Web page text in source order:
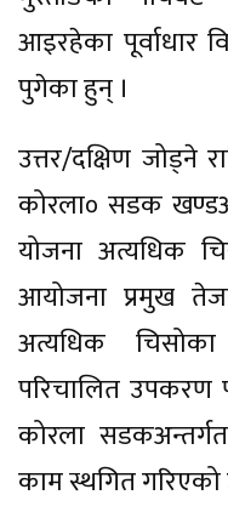
आइरहेका पूर्वाधार
पुगेका हुन् ।
उत्तर/दक्षिण जोड्ने
कोरला० सडक
योजना अत्यधिक
आयोजना प्रमुख
अत्यधिक
परिचालित उपकरण
कोरला
काम स्थगित